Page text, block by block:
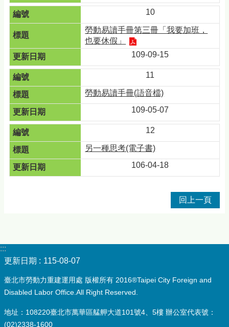
10
勞動易讀手冊第三冊「我要加班，
也要休假」
109-09-15
11
勞動易讀手冊(語音檔)
109-05-07
12
另一種思考(電子書)
106-04-18
回上一頁
:::
更新日期
115-08-07
臺北市勞動力重建運用處 版權所有 2016®Taipei City Foreign and
Disabled Labor Office.All Right Reserved.
地址：108220臺北市萬華區艋舺大道101號4、5樓 辦公室代表號：
(02)2338-1600